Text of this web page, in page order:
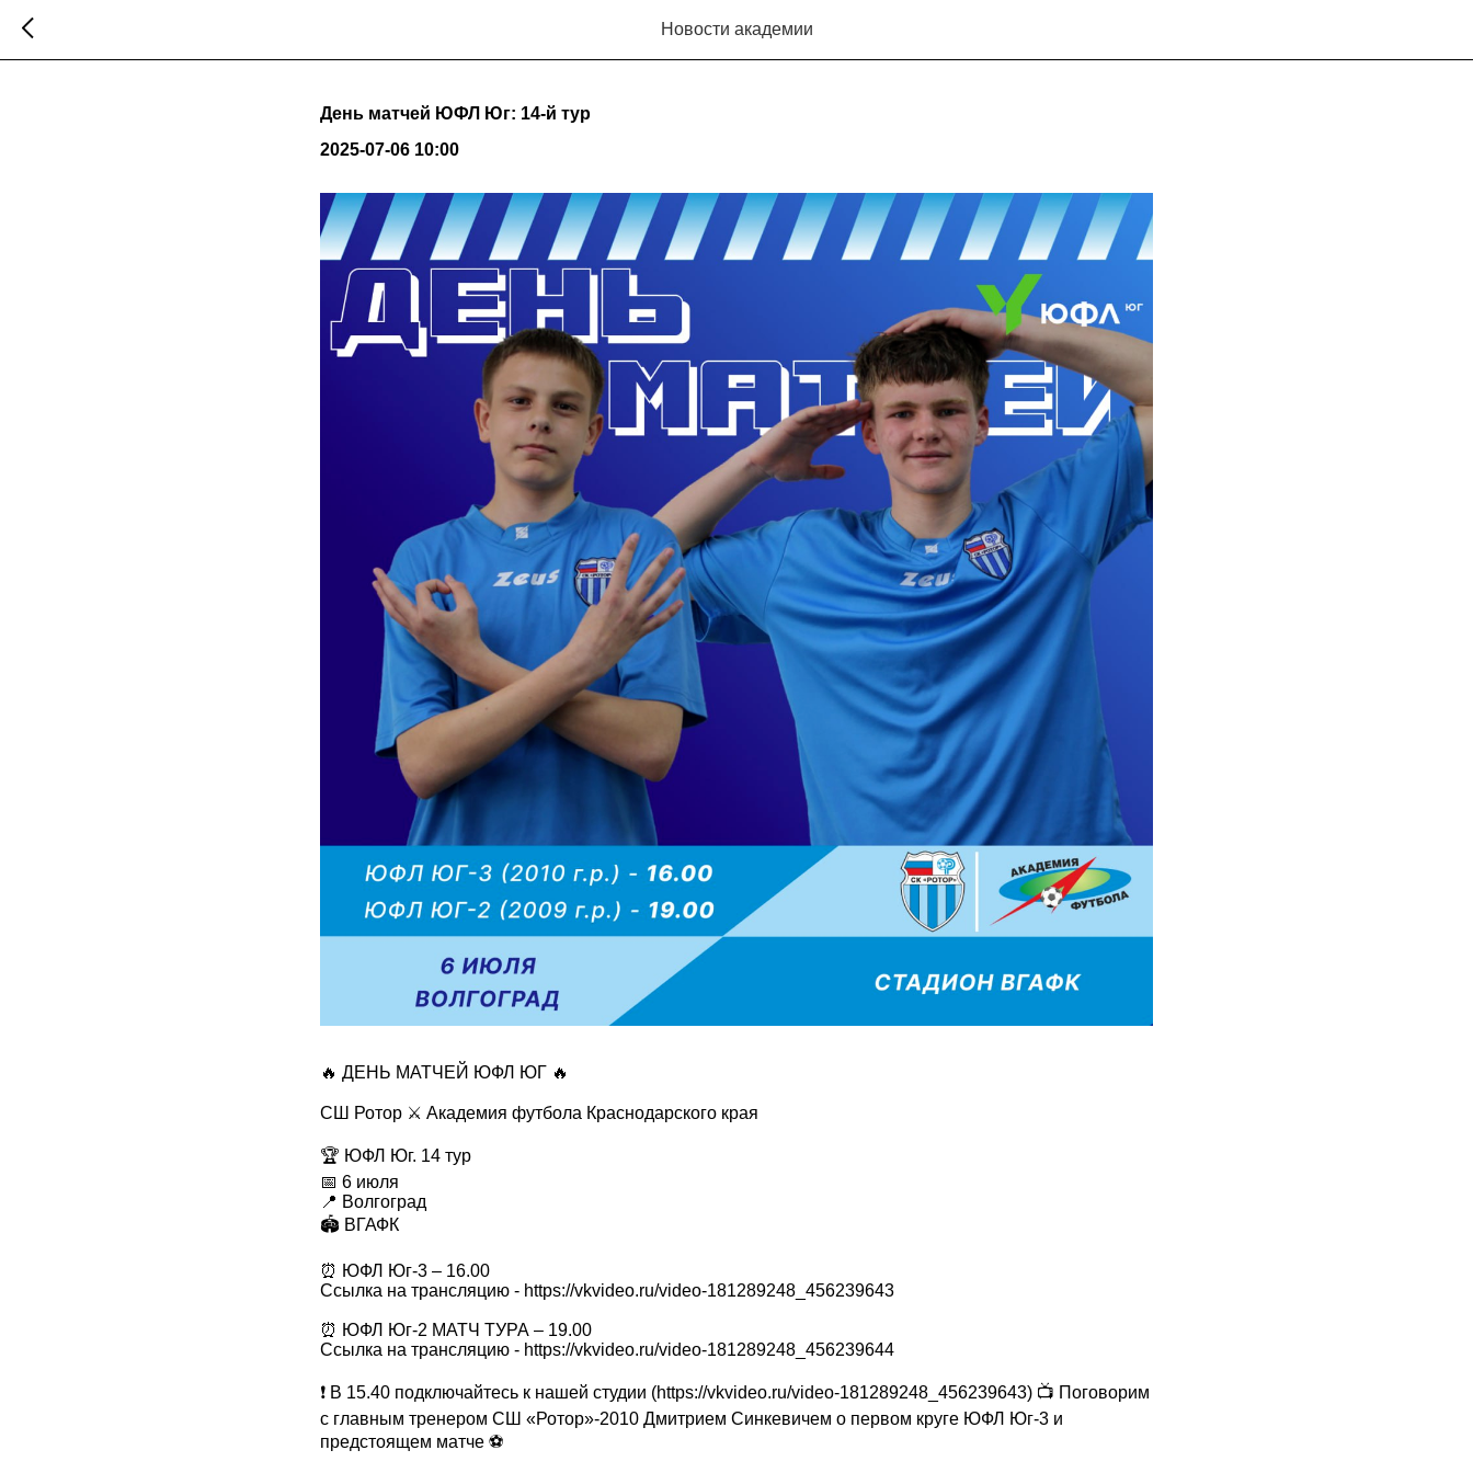
Новости академии
День матчей ЮФЛ Юг: 14-й тур
2025-07-06 10:00
🔥 ДЕНЬ МАТЧЕЙ ЮФЛ ЮГ 🔥
СШ Ротор ⚔️ Академия футбола Краснодарского края
🏆 ЮФЛ Юг. 14 тур
📅 6 июля
📍 Волгоград
🏟 ВГАФК
⏰ ЮФЛ Юг-3 – 16.00
Ссылка на трансляцию - https://vkvideo.ru/video-181289248_456239643
⏰ ЮФЛ Юг-2 МАТЧ ТУРА – 19.00
Ссылка на трансляцию - https://vkvideo.ru/video-181289248_456239644
❗️ В 15.40 подключайтесь к нашей студии (https://vkvideo.ru/video-181289248_456239643) 📺 Поговорим
с главным тренером СШ «Ротор»-2010 Дмитрием Синкевичем о первом круге ЮФЛ Юг-3 и
предстоящем матче ⚽️